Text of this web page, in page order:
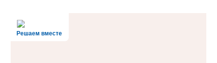
Решаем вместе